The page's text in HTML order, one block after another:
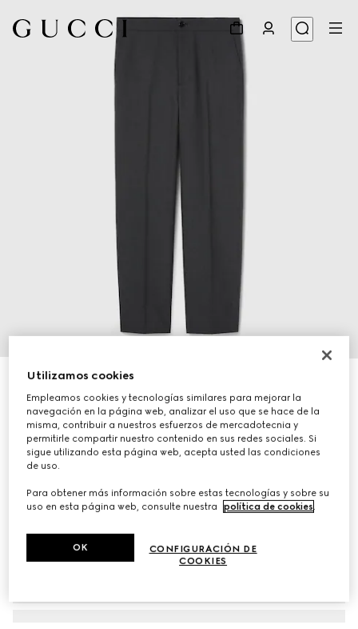
Pantalón de mezcla de lana con logotipo
€ 575
Variacionesgris oscuro
Utilizamos cookies
Empleamos cookies y tecnologías similares para mejorar la
navegación en la página web, analizar el uso que se hace de la
misma, contribuir a nuestros esfuerzos de mercadotecnia y
permitirle compartir nuestro contenido en sus redes sociales. Si
sigue utilizando esta página web, acepta usted las condiciones
de uso.
Para obtener más información sobre estas tecnologías y sobre su
uso en esta página web, consulte nuestra
política de cookies.
CONFIGURACIÓN DE
COOKIES
OK